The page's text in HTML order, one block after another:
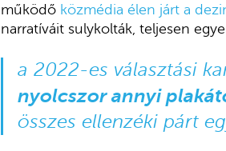
működő közmédia élen járt a
narratíváit sulykolták, teljesen
a 2022-es választási
nyolcszor annyi
összes ellenzéki párt